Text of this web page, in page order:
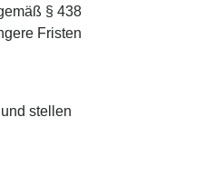
§ 438
Fristen
stellen